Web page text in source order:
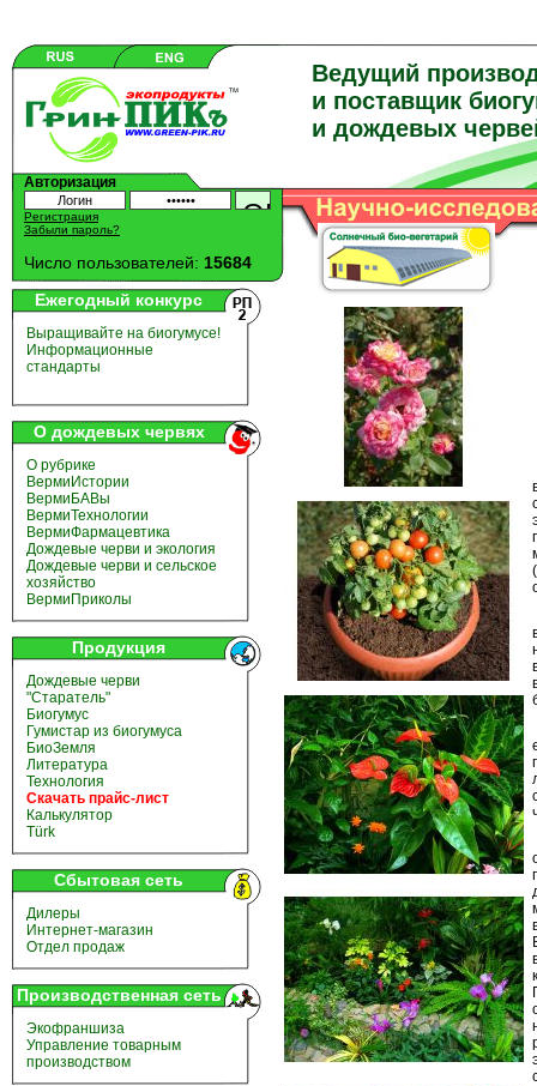
Ведущий
и поставщик
и дождевых
Авторизация
Регистрация
Забыли пароль?
Число пользователей: 15684
Ежегодный конкурс
Выращивайте на биогумусе!
Информационные
стандарты
О дождевых червях
О рубрике
ВермиИстории
ВермиБАВы
ВермиТехнологии
ВермиФармацевтика
Дождевые черви и экология
Дождевые черви и сельское
хозяйство
ВермиПриколы
Продукция
Дождевые черви
"Старатель"
Биогумус
Гумистар из биогумуса
БиоЗемля
Литература
Технология
Скачать прайс-лист
Калькулятор
Türk
Сбытовая сеть
Дилеры
Интернет-магазин
Отдел продаж
Производственная сеть
Экофраншиза
Управление товарным
производством